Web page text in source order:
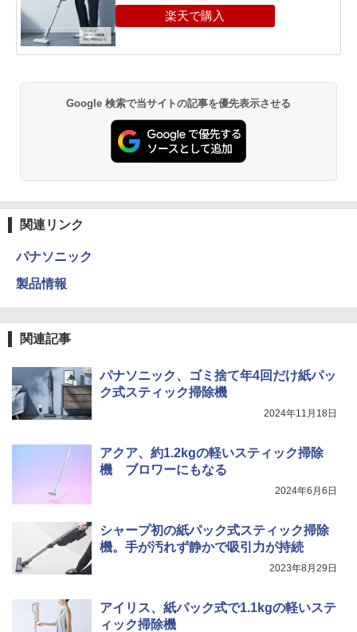
Google 検索で当サイトの記事を優先表示させる
関連リンク
パナソニック
製品情報
関連記事
パナソニック、ゴミ捨て年4回だけ紙パッ
ク式スティック掃除機
2024年11月18日
アクア、約1.2kgの軽いスティック掃除
機 ブロワーにもなる
2024年6月6日
シャープ初の紙パック式スティック掃除
機。手が汚れず静かで吸引力が持続
2023年8月29日
アイリス、紙パック式で1.1kgの軽いステ
ィック掃除機